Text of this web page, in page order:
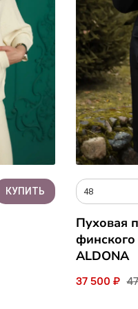
48
Пуховая
финского
ALDONA
37 500 ₽